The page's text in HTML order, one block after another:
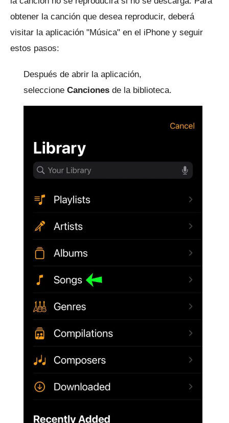
obtener la canción que desea reproducir, deberá
visitar la aplicación "Música" en el iPhone y seguir
estos pasos:
Después de abrir la aplicación,
seleccione Canciones de la biblioteca.